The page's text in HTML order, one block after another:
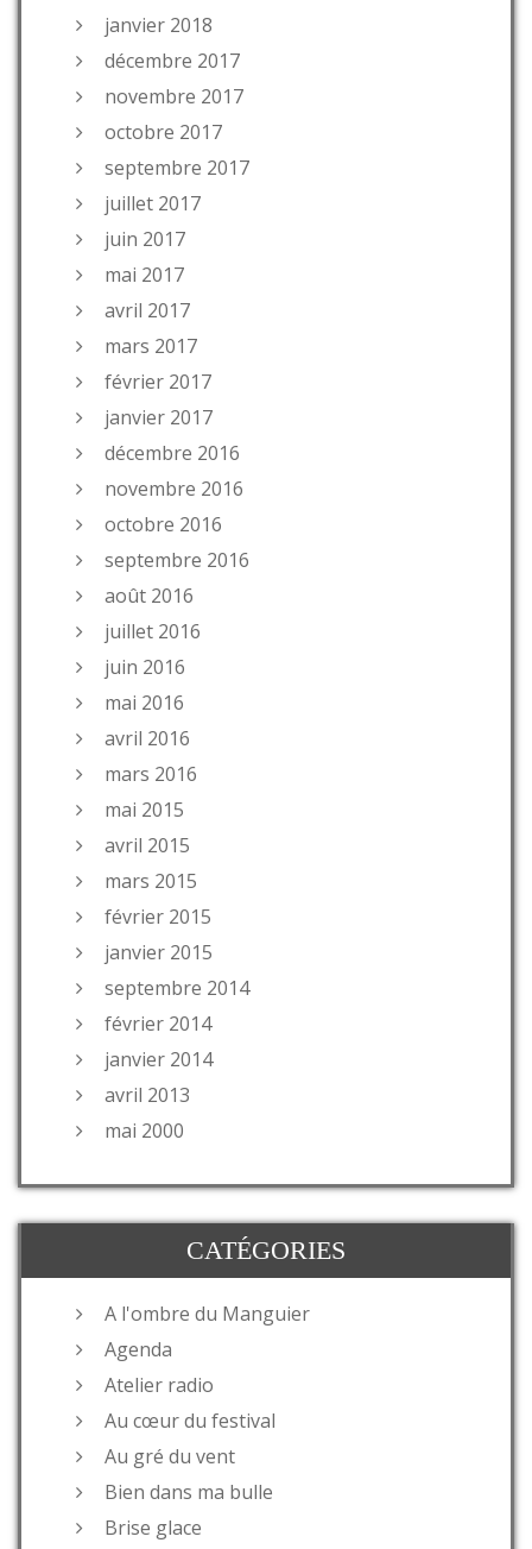
janvier 2018
décembre 2017
novembre 2017
octobre 2017
septembre 2017
juillet 2017
juin 2017
mai 2017
avril 2017
mars 2017
février 2017
janvier 2017
décembre 2016
novembre 2016
octobre 2016
septembre 2016
août 2016
juillet 2016
juin 2016
mai 2016
avril 2016
mars 2016
mai 2015
avril 2015
mars 2015
février 2015
janvier 2015
septembre 2014
février 2014
janvier 2014
avril 2013
mai 2000
CATÉGORIES
A l'ombre du Manguier
Agenda
Atelier radio
Au cœur du festival
Au gré du vent
Bien dans ma bulle
Brise glace